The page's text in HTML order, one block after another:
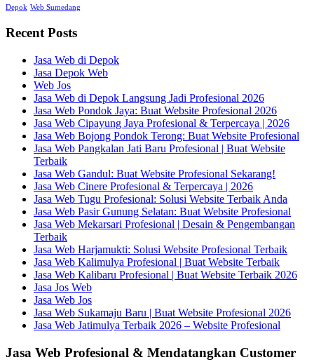
Depok Web Sumedang
Recent Posts
Jasa Web di Depok
Jasa Depok Web
Web Jos
Jasa Web di Depok Langsung Jadi Profesional 2026
Jasa Web Pondok Jaya: Buat Website Profesional 2026
Jasa Web Cipayung Jaya Profesional & Terpercaya | 2026
Jasa Web Bojong Pondok Terong: Buat Website Profesional
Jasa Web Pangkalan Jati Baru Profesional | Buat Website
Terbaik
Jasa Web Gandul: Buat Website Profesional Sekarang!
Jasa Web Cinere Profesional & Terpercaya | 2026
Jasa Web Tugu Profesional: Solusi Website Terbaik Anda
Jasa Web Pasir Gunung Selatan: Buat Website Profesional
Jasa Web Mekarsari Profesional | Desain & Pengembangan
Terbaik
Jasa Web Harjamukti: Solusi Website Profesional Terbaik
Jasa Web Kalimulya Profesional | Buat Website Terbaik
Jasa Web Kalibaru Profesional | Buat Website Terbaik 2026
Jasa Jos Web
Jasa Web Jos
Jasa Web Sukamaju Baru | Buat Website Profesional 2026
Jasa Web Jatimulya Terbaik 2026 – Website Profesional
Jasa Web Profesional & Mendatangkan Customer